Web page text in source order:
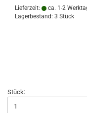
Lieferzeit: ca. 1-2
Lagerbestand: 3 Stück
Stück: